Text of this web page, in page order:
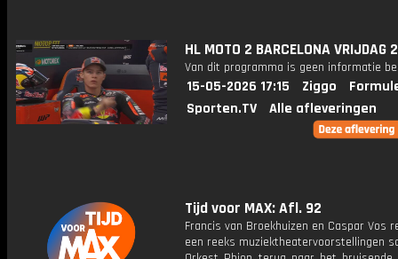
HL MOTO 2 BARCELONA VRIJDAG
Van dit programma is geen informatie
15-05-2026 17:15 Ziggo
Sporten.TV
Alle afleveringen
Tijd voor MAX: Afl. 92
Francis van Broekhuizen en Caspar Vos
een reeks muziektheatervoorstellingen